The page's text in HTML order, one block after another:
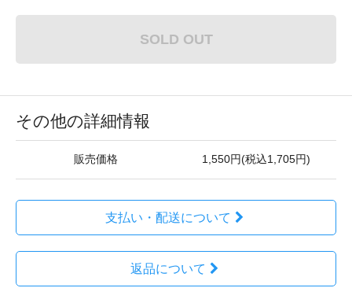
SOLD OUT
その他の詳細情報
販売価格 1,550円(税込1,705円)
支払い・配送について
返品について